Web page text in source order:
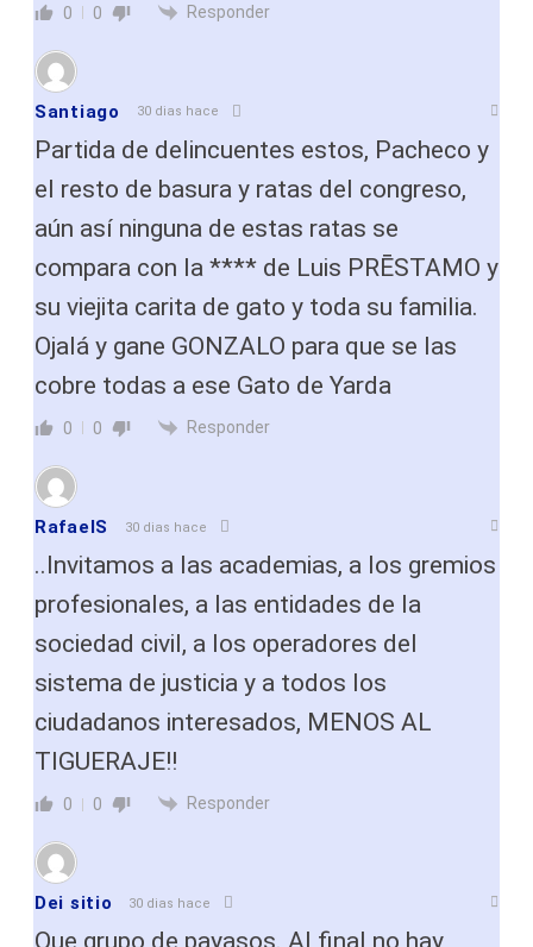
0 0 Responder
Santiago 30 dias hace
Partida de delincuentes estos, Pacheco y
el resto de basura y ratas del congreso,
aún así ninguna de estas ratas se
compara con la **** de Luis PRĒSTAMO y
su viejita carita de gato y toda su familia.
Ojalá y gane GONZALO para que se las
cobre todas a ese Gato de Yarda
0 0 Responder
RafaelS 30 dias hace
..Invitamos a las academias, a los gremios
profesionales, a las entidades de la
sociedad civil, a los operadores del
sistema de justicia y a todos los
ciudadanos interesados, MENOS AL
TIGUERAJE!!
0 0 Responder
Dei sitio 30 dias hace